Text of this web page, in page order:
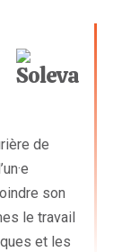
de
son
le travail
et les